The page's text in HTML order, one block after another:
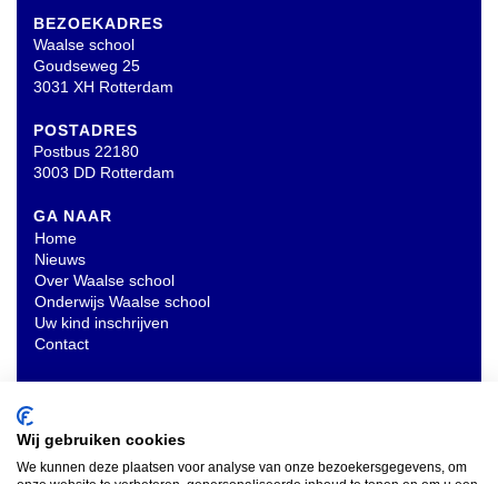
BEZOEKADRES
Waalse school
Goudseweg 25
3031 XH Rotterdam
POSTADRES
Postbus 22180
3003 DD Rotterdam
GA NAAR
Home
Nieuws
Over Waalse school
Onderwijs Waalse school
Uw kind inschrijven
Contact
Wij gebruiken cookies
We kunnen deze plaatsen voor analyse van onze bezoekersgegevens, om